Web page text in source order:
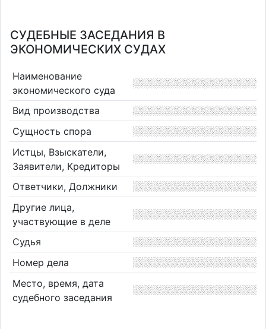
СУДЕБНЫЕ ЗАСЕДАНИЯ В
ЭКОНОМИЧЕСКИХ СУДАХ
Наименование
экономического суда
Вид производства
Сущность спора
Истцы, Взыскатели,
Заявители, Кредиторы
Ответчики, Должники
Другие лица,
участвующие в деле
Судья
Номер дела
Место, время, дата
судебного заседания